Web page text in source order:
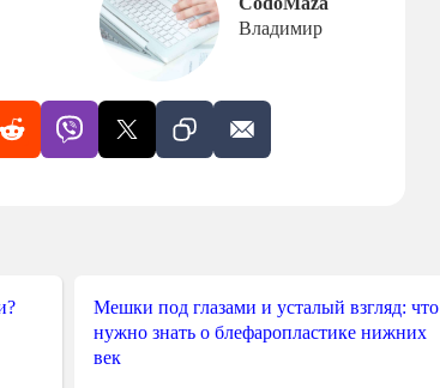
Владимир
Мешки под глазами и усталый взгляд: что
нужно знать о блефаропластике нижних
век